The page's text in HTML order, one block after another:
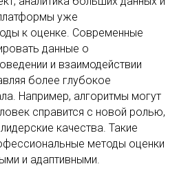
уже
к оценке. Современные
данные о
и взаимодействии
более глубокое
Например, алгоритмы могут
справится с новой ролью,
качества. Такие
методы оценки
и адаптивными.